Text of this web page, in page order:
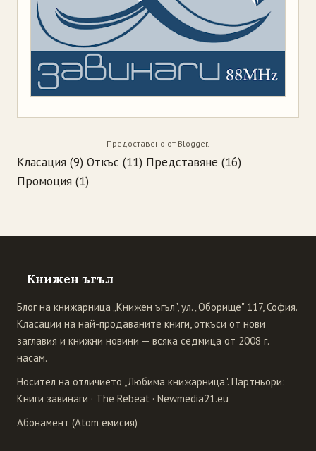
Предоставено от Blogger.
Класация (9) Откъс (11) Представяне (16)
Промоция (1)
Книжен ъгъл
Блог на книжарница „Книжен ъгъл", ул. „Оборище" 117, София.
Класации на най-продаваните книги, откъси от нови
заглавия и книжни новини — всяка седмица от 2008 г.
насам.
Носител на отличието „Любима книжарница". Партньори:
Книги завинаги · The Rebeat · Newmedia21.eu
Абонамент (Atom емисия)